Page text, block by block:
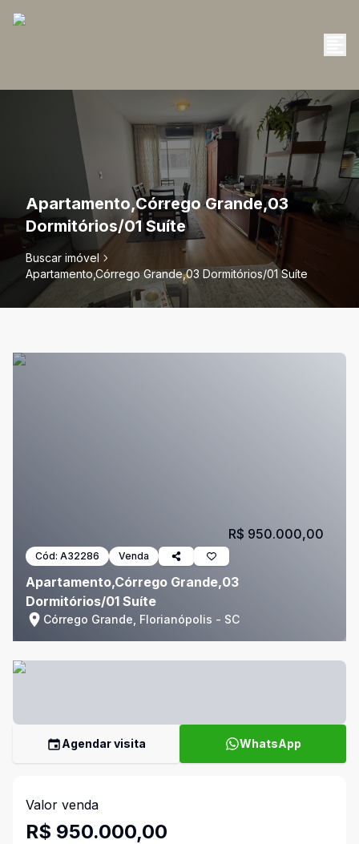
Apartamento,Córrego Grande,03
Dormitórios/01 Suíte
Buscar imóvel
Apartamento,Córrego Grande,03 Dormitórios/01 Suíte
Cód: A32286 Venda
Apartamento,Córrego Grande,03
Dormitórios/01 Suíte
Córrego Grande, Florianópolis - SC
R$ 950.000,00
Agendar visita WhatsApp
Valor venda
R$ 950.000,00